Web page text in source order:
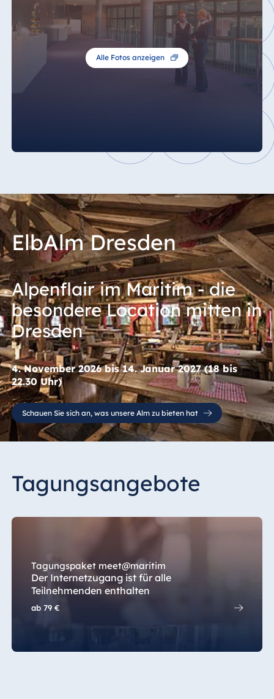
Alle Fotos anzeigen
ElbAlm Dresden
Alpenflair im Maritim - die
besondere Location mitten in
Dresden
4. November 2026 bis 14. Januar 2027 (18 bis
22.30 Uhr)
Schauen Sie sich an, was unsere Alm zu bieten hat
Tagungsangebote
Tagungspaket meet@maritim
Der Internetzugang ist für alle
Teilnehmenden enthalten
ab79 €